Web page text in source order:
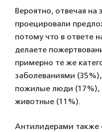
Вероятно, отвечая на
проецировали
потому что в ответе
делаете
примерно те же
заболеваниями
пожилые люди
животные (11%).
Антилидерами также